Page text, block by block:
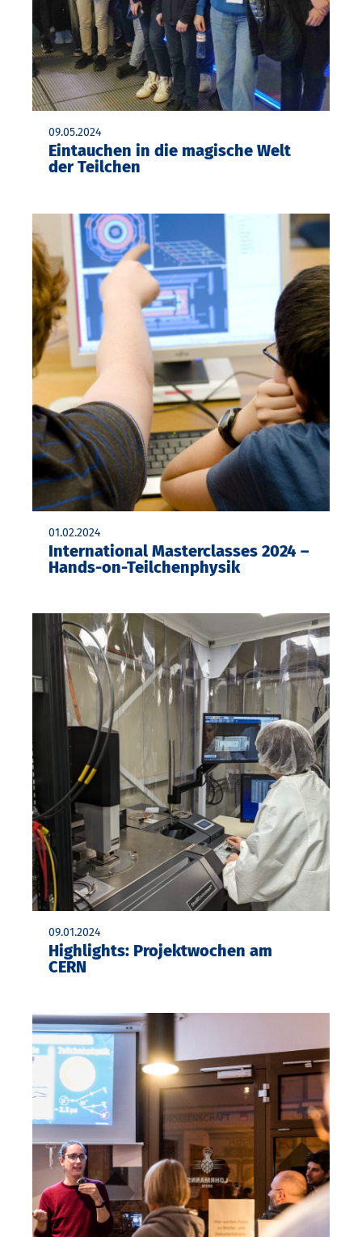
09.05.2024
Eintauchen in die magische Welt
der Teilchen
01.02.2024
International Masterclasses 2024 –
Hands-on-Teilchenphysik
09.01.2024
Highlights: Projektwochen am
CERN